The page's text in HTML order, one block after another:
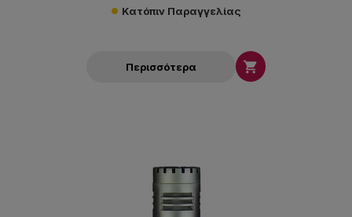
Κατόπιν Παραγγελίας
Περισσότερα 